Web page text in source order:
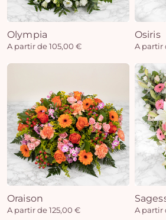
Olympia
A partir de 105,00 €
Osiris
A partir
Oraison
A partir de 125,00 € A partir